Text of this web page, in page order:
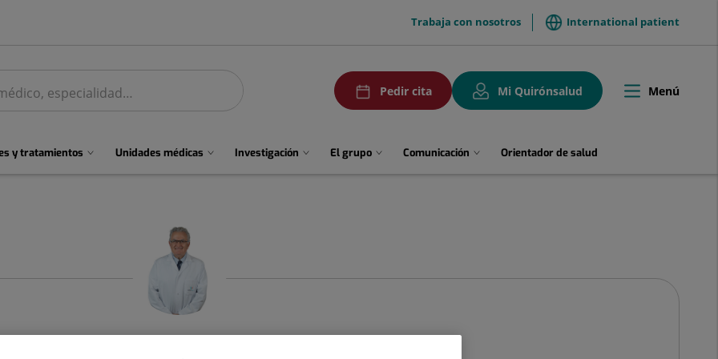
menuTop
Trabaja con nosotros International patient
menuPedirCita
Pedir cita
Mi Quirónsalud
Toggle
Menú
y tratamientos Unidades médicas Investigación El grupo Comunicación Orientador de salud